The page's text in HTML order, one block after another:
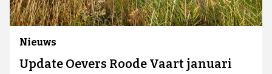
Nieuws
Update Oevers Roode Vaart januari